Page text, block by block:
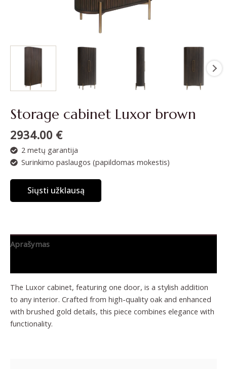
Storage cabinet Luxor brown
2934.00 €
2 metų garantija
Surinkimo paslaugos (papildomas mokestis)
Siųsti užklausą
Aprašymas
The Luxor cabinet, featuring one door, is a stylish addition
to any interior. Crafted from high-quality oak and enhanced
with brushed gold details, this piece combines elegance with
functionality.